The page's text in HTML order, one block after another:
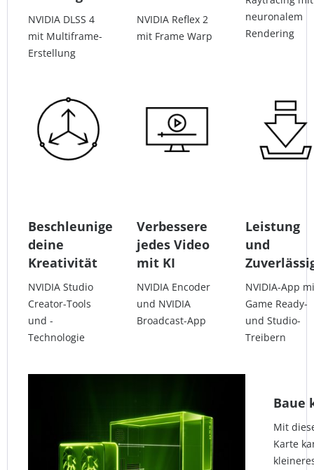
NVIDIA DLSS 4
mit Multiframe-
Erstellung
NVIDIA Reflex 2
mit Frame Warp
neuronalem
Rendering
Beschleunige
deine
Kreativität
NVIDIA Studio
Creator-Tools
und -
Technologie
Verbessere
jedes Video
mit KI
NVIDIA Encoder
und NVIDIA
Broadcast-App
Leistung
und
NVIDIA-App
Game Ready-
und Studio-
Treibern
Baue
Mit
Karte